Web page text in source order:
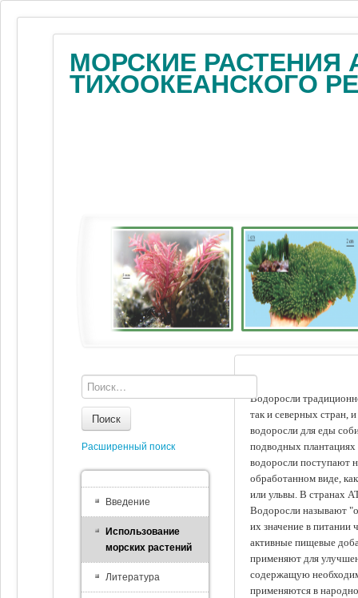
МОРСКИЕ РАСТЕНИЯ
ТИХООКЕАНСКОГО
Водоросли
так и северных стран,
водоросли для еды
подводных
водоросли поступают
обработанном виде,
или ульвы. В странах
Водоросли называют
их значение в питании
активные пищевые
применяют для
содержащую
применяются в
Поиск
Расширенный поиск
Введение
Использование
морских растений
Литература